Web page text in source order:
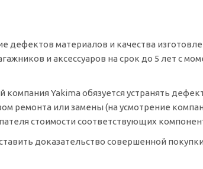
дефектов материалов и качества
и аксессуаров на срок до 5 лет с
Yakima обязуется устранять
ремонта или замены (на усмотрение
стоимости соответствующих
доказательство совершенной